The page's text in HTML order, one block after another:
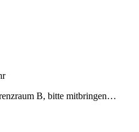
B, bitte mitbringen…